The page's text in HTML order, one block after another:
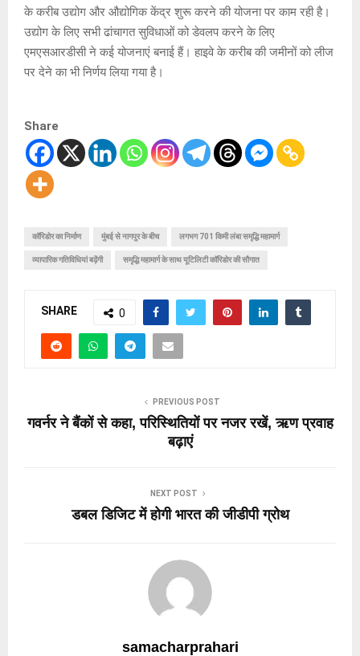
के करीब उद्योग और औद्योगिक केंद्र शुरू करने की योजना पर काम रही है।
उद्योग के लिए सभी ढांचागत सुविधाओं को डेवलप करने के लिए
एमएसआरडीसी ने कई योजनाएं बनाई हैं। हाइवे के करीब की जमीनों को लीज
पर देने का भी निर्णय लिया गया है।
Share
कॉरिडोर का निर्माण मुंबई से नागपुर के बीच लगभग 701 किमी लंबा समृद्धि महामार्ग
व्यापारिक गतिविधियां बढ़ेंगी समृद्धि महामार्ग के साथ यूटिलिटी कॉरिडोर की सौगात
SHARE 0
PREVIOUS POST
गवर्नर ने बैंकों से कहा, परिस्थितियों पर नजर रखें, ऋण प्रवाह
बढ़ाएं
NEXT POST
डबल डिजिट में होगी भारत की जीडीपी ग्रोथ
samacharprahari